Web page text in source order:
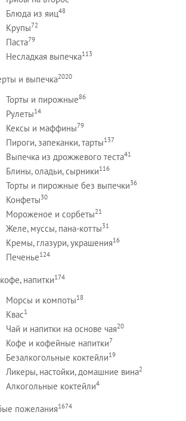
Блюда из яиц48
Крупы72
Паста79
Несладкая выпечка113
и выпечка2020
Торты и пирожные86
Рулеты14
Кексы и маффины79
Пироги, запеканки, тарты137
Выпечка из дрожжевого теста41
Блины, оладьи, сырники116
Торты и пирожные без выпечки36
Конфеты30
Мороженое и сорбеты21
Желе, муссы, пана-котты31
Кремы, глазури, украшения16
Печенье124
напитки174
Морсы и компоты18
Квас1
Чай и напитки на основе чая20
Кофе и кофейные напитки7
Безалкогольные коктейли19
Ликеры, настойки, домашние вина2
Алкогольные коктейли4
пожелания1674